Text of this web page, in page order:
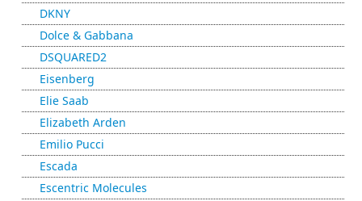
DKNY
Dolce & Gabbana
DSQUARED2
Eisenberg
Elie Saab
Elizabeth Arden
Emilio Pucci
Escada
Escentric Molecules